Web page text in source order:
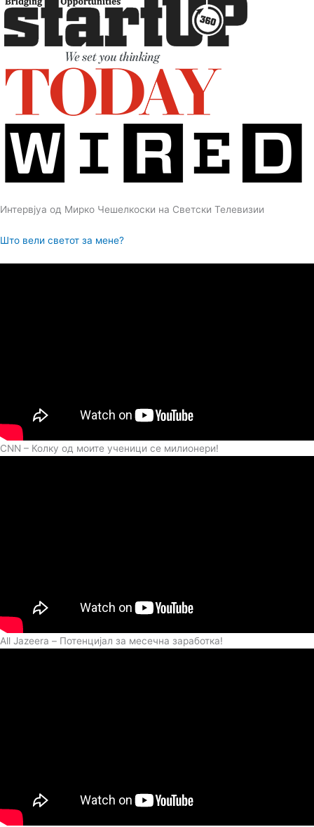
Интервјуа од Мирко Чешелкоски на Светски Телевизии
Што вели светот за мене?
CNN – Колку од моите ученици се милионери!
All Jazeera – Потенцијал за месечна заработка!